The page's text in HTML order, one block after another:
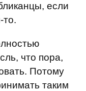
если
то.
что пора,
Потому
таким